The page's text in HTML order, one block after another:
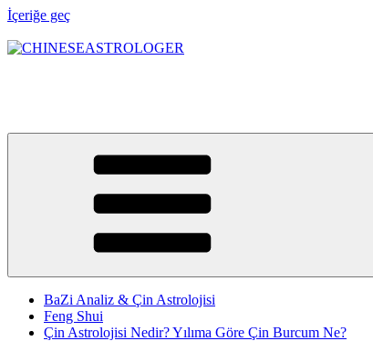
İçeriğe geç
BaZi Analiz & Çin Astrolojisi
Feng Shui
Çin Astrolojisi Nedir? Yılıma Göre Çin Burcum Ne?